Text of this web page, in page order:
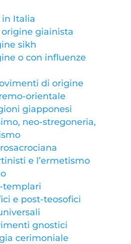
Italia
giainista
sikh
o con influenze
di origine
orientale
giapponesi
neo-stregoneria,
e l’ermetismo
templari
e post-teosofici
gnostici
cerimoniale